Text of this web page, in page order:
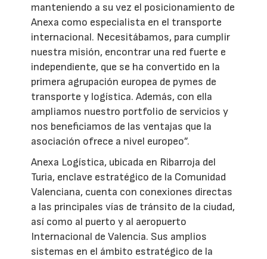
manteniendo a su vez el posicionamiento de
Anexa como especialista en el transporte
internacional. Necesitábamos, para cumplir
nuestra misión, encontrar una red fuerte e
independiente, que se ha convertido en la
primera agrupación europea de pymes de
transporte y logística. Además, con ella
ampliamos nuestro portfolio de servicios y
nos beneficiamos de las ventajas que la
asociación ofrece a nivel europeo”.
Anexa Logística, ubicada en Ribarroja del
Turia, enclave estratégico de la Comunidad
Valenciana, cuenta con conexiones directas
a las principales vías de tránsito de la ciudad,
así como al puerto y al aeropuerto
Internacional de Valencia. Sus amplios
sistemas en el ámbito estratégico de la